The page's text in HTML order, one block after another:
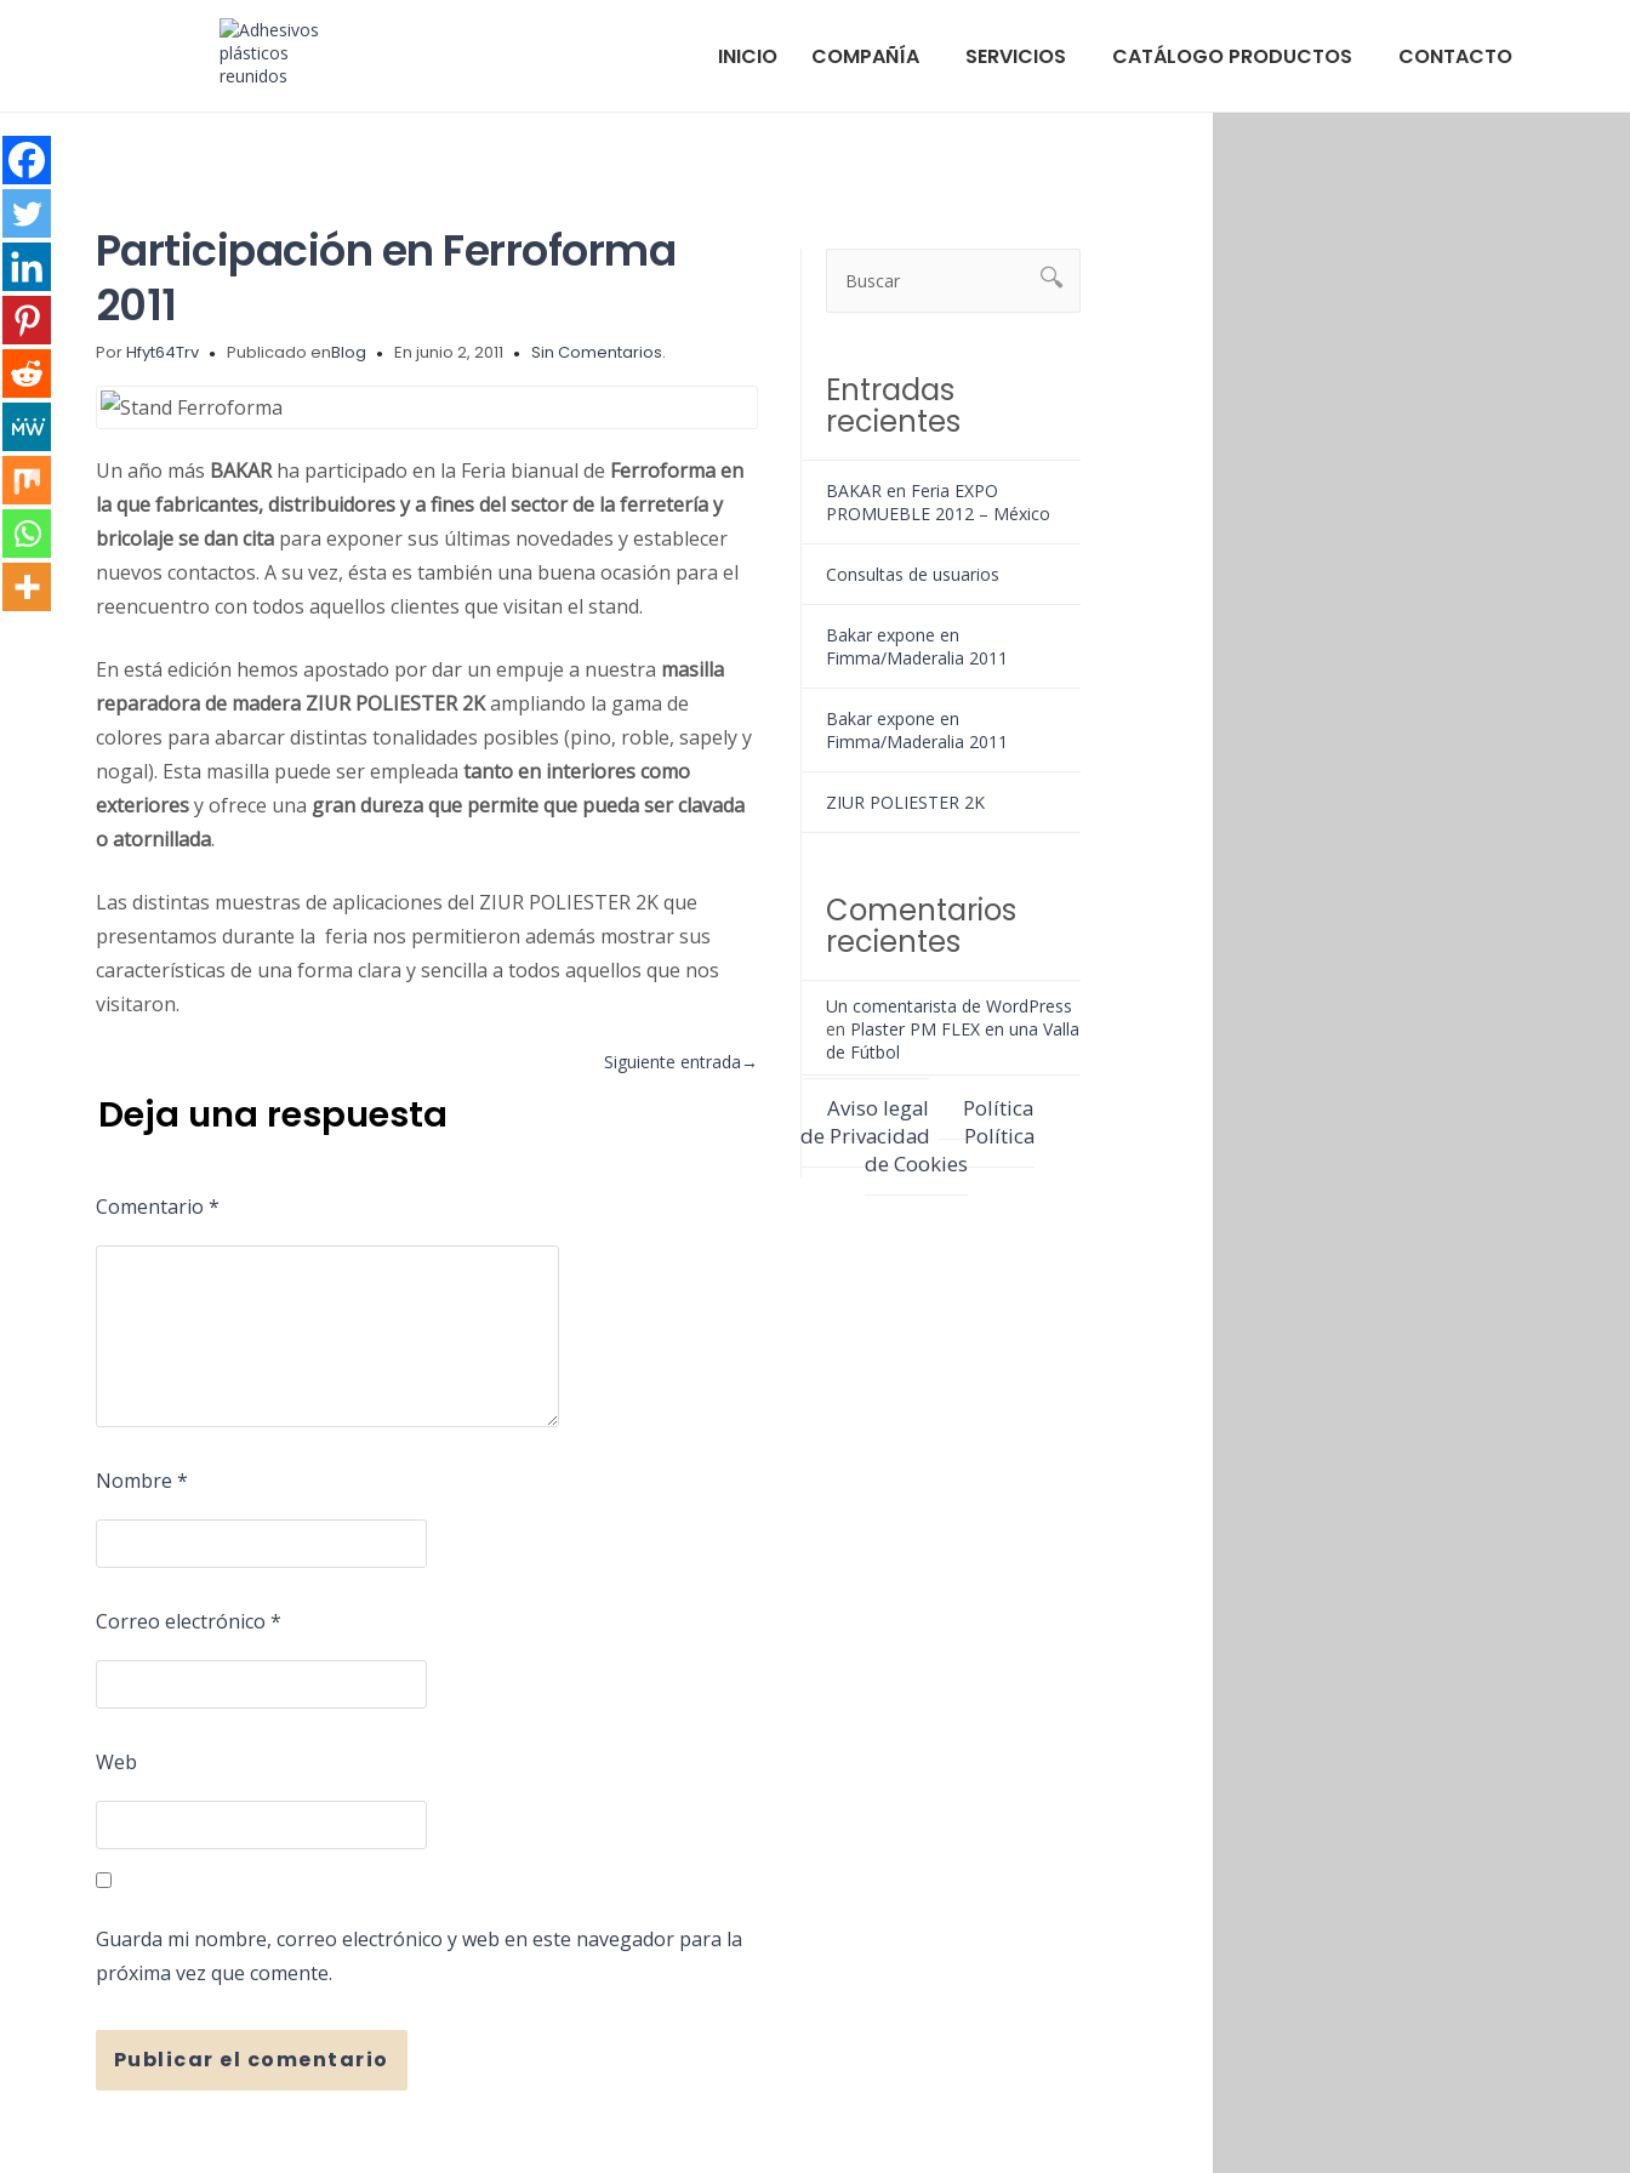
INICIO COMPAÑÍA SERVICIOS CATÁLOGO PRODUCTOS CONTACTO
Participación en Ferroforma
2011
PorHfyt64Trv Publicado enBlog En junio 2, 2011 Sin Comentarios.
Un año más BAKARha participado en la Feria bianual de Ferroforma en
la que fabricantes, distribuidores y a fines del sector de la ferretería y
bricolaje se dan citapara exponer sus últimas novedades y establecer
nuevos contactos. A su vez, ésta es también una buena ocasión para el
reencuentro con todos aquellos clientes que visitan el stand.
En está edición hemos apostado por dar un empuje a nuestra masilla
reparadora de madera ZIUR POLIESTER 2Kampliando la gama de
colores para abarcar distintas tonalidades posibles (pino, roble, sapely y
nogal). Esta masilla puede ser empleada tanto en interiores como
exterioresy ofrece una gran dureza que permite que pueda ser clavada
o atornillada.
Las distintas muestras de aplicaciones del ZIUR POLIESTER 2K que
presentamos durante la feria nos permitieron además mostrar sus
características de una forma clara y sencilla a todos aquellos que nos
visitaron.
Siguiente entrada→
Deja una respuesta
Comentario *
Nombre *
Correo electrónico *
Web
Guarda mi nombre, correo electrónico y web en este navegador para la
próxima vez que comente.
Entradas
recientes
BAKAR en Feria EXPO
PROMUEBLE 2012 – México
Consultas de usuarios
Bakar expone en
Fimma/Maderalia 2011
Bakar expone en
Fimma/Maderalia 2011
ZIUR POLIESTER 2K
Comentarios
recientes
Un comentarista de WordPress
en Plaster PM FLEX en una Valla
de Fútbol
Aviso legal
Política
de Privacidad
Política
de Cookies